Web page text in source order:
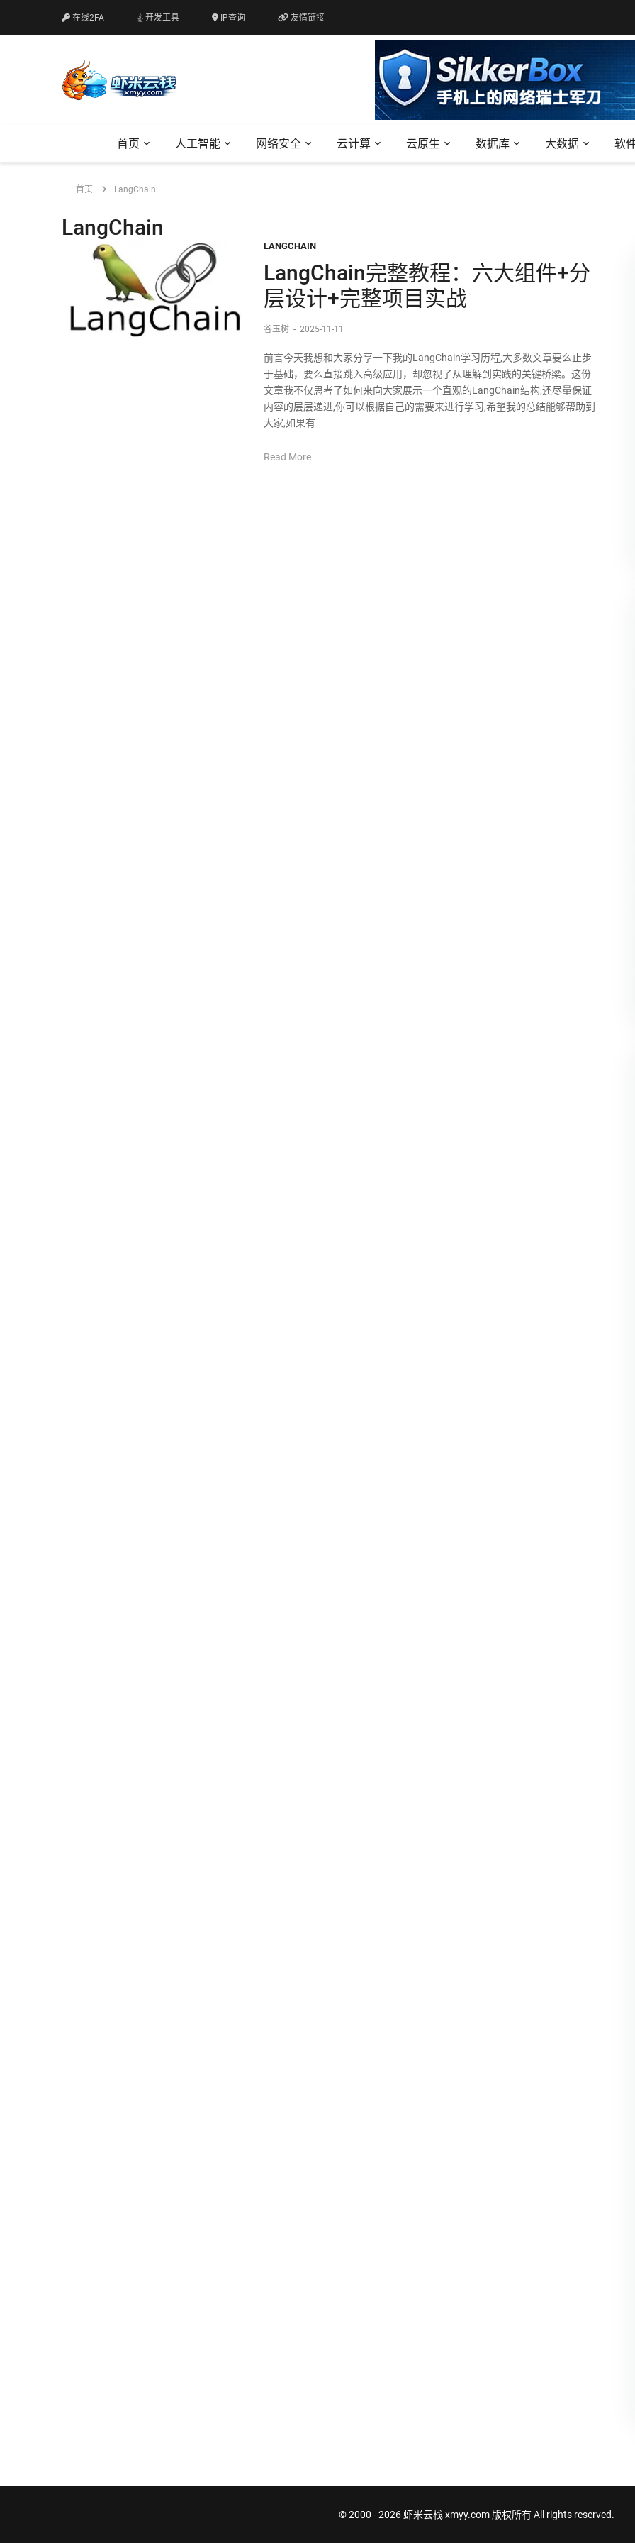
在线2FA 开发工具 IP查询 友情链接
首页 人工智能 网络安全 云计算 云原生 数据库 大数据 软
首页 LangChain
LangChain
LANGCHAIN
LangChain完整教程：六大组件+分
层设计+完整项目实战
谷玉树 - 2025-11-11
前言今天我想和大家分享一下我的LangChain学习历程,大多数文章要么止步
于基础，要么直接跳入高级应用，却忽视了从理解到实践的关键桥梁。这份
文章我不仅思考了如何来向大家展示一个直观的LangChain结构,还尽量保证
内容的层层递进,你可以根据自己的需要来进行学习,希望我的总结能够帮助到
大家,如果有
Read More
© 2000 - 2026 虾米云栈 xmyy.com版权所有 All rights reserved.